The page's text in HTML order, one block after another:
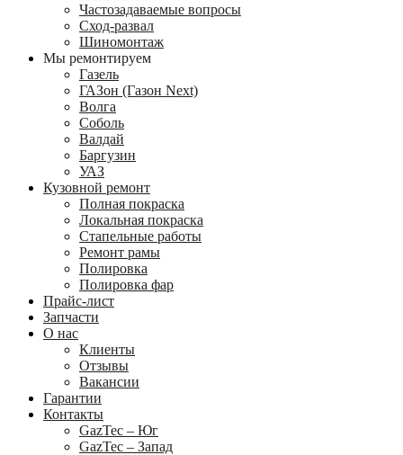
Частозадаваемые вопросы
Сход-развал
Шиномонтаж
Мы ремонтируем
Газель
ГАЗон (Газон Next)
Волга
Соболь
Валдай
Баргузин
УАЗ
Кузовной ремонт
Полная покраска
Локальная покраска
Стапельные работы
Ремонт рамы
Полировка
Полировка фар
Прайс-лист
Запчасти
О нас
Клиенты
Отзывы
Вакансии
Гарантии
Контакты
GazTec – Юг
GazTec – Запад